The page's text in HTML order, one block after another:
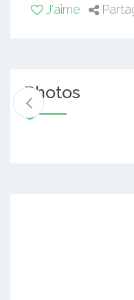
J'aime
Photos